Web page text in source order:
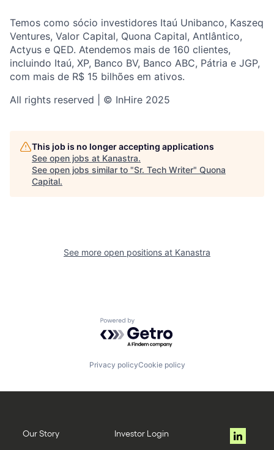
Temos como sócio investidores Itaú Unibanco, Kaszeq
Ventures, Valor Capital, Quona Capital, Antlântico,
Actyus e QED. Atendemos mais de 160 clientes,
incluindo Itaú, XP, Banco BV, Banco ABC, Pátria e JGP,
com mais de R$ 15 bilhões em ativos.
All rights reserved | © InHire 2025
This job is no longer accepting applications
See open jobs at Kanastra.
See open jobs similar to "Sr. Tech Writer" Quona
Capital.
See more open positions at Kanastra
Powered by Getro.com
Privacy policyCookie policy
Our Story Investor Login